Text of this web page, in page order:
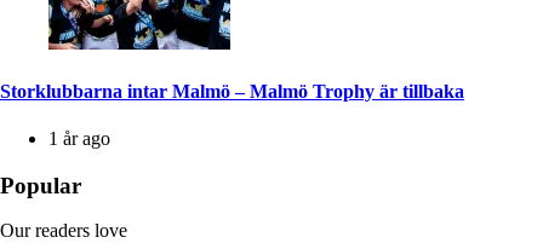
Storklubbarna intar Malmö – Malmö Trophy är tillbaka
1 år ago
Popular
Our readers love